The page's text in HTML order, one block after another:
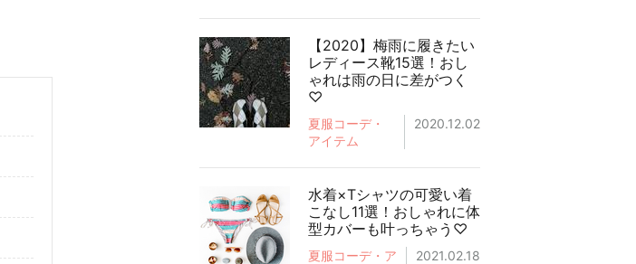
【2020】梅雨に履きたい
レディース靴15選！おし
ゃれは雨の日に差がつく
♡
夏服コーデ・
アイテム
2020.12.02
水着×Tシャツの可愛い着
こなし11選！おしゃれに体
型カバーも叶っちゃう♡
夏服コーデ・ア 2021.02.18